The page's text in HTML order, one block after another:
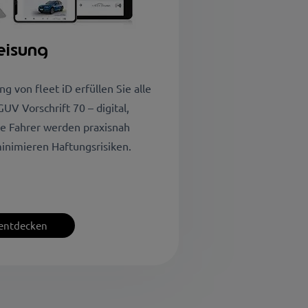
von fleet iD erfüllen Sie alle
Vorschrift 70 – digital,
Fahrer werden praxisnah
Haftungsrisiken.